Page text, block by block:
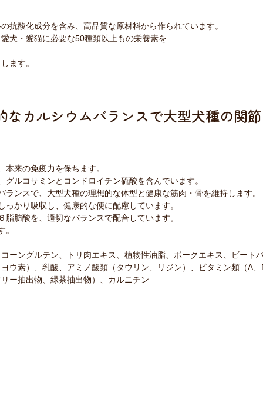
抗酸化成分を含み、高品質な原材料から作られています。
犬・愛猫に必要な50種類以上もの栄養素を
ます。
なカルシウムバランスで大型犬種の関
来の免疫力を保ちます。
ルコサミンとコンドロイチン硫酸を含んでいます。
ンスで、大型犬種の理想的な体型と健康な筋肉・骨を維持します。
かり吸収し、健康的な便に配慮しています。
肪酸を、適切なバランスで配合しています。
ーングルテン、トリ肉エキス、植物性油脂、ポークエキス、ビー
ウ素）、乳酸、アミノ酸類（タウリン、リジン）、ビタミン類（A
ー抽出物、緑茶抽出物）、カルニチン